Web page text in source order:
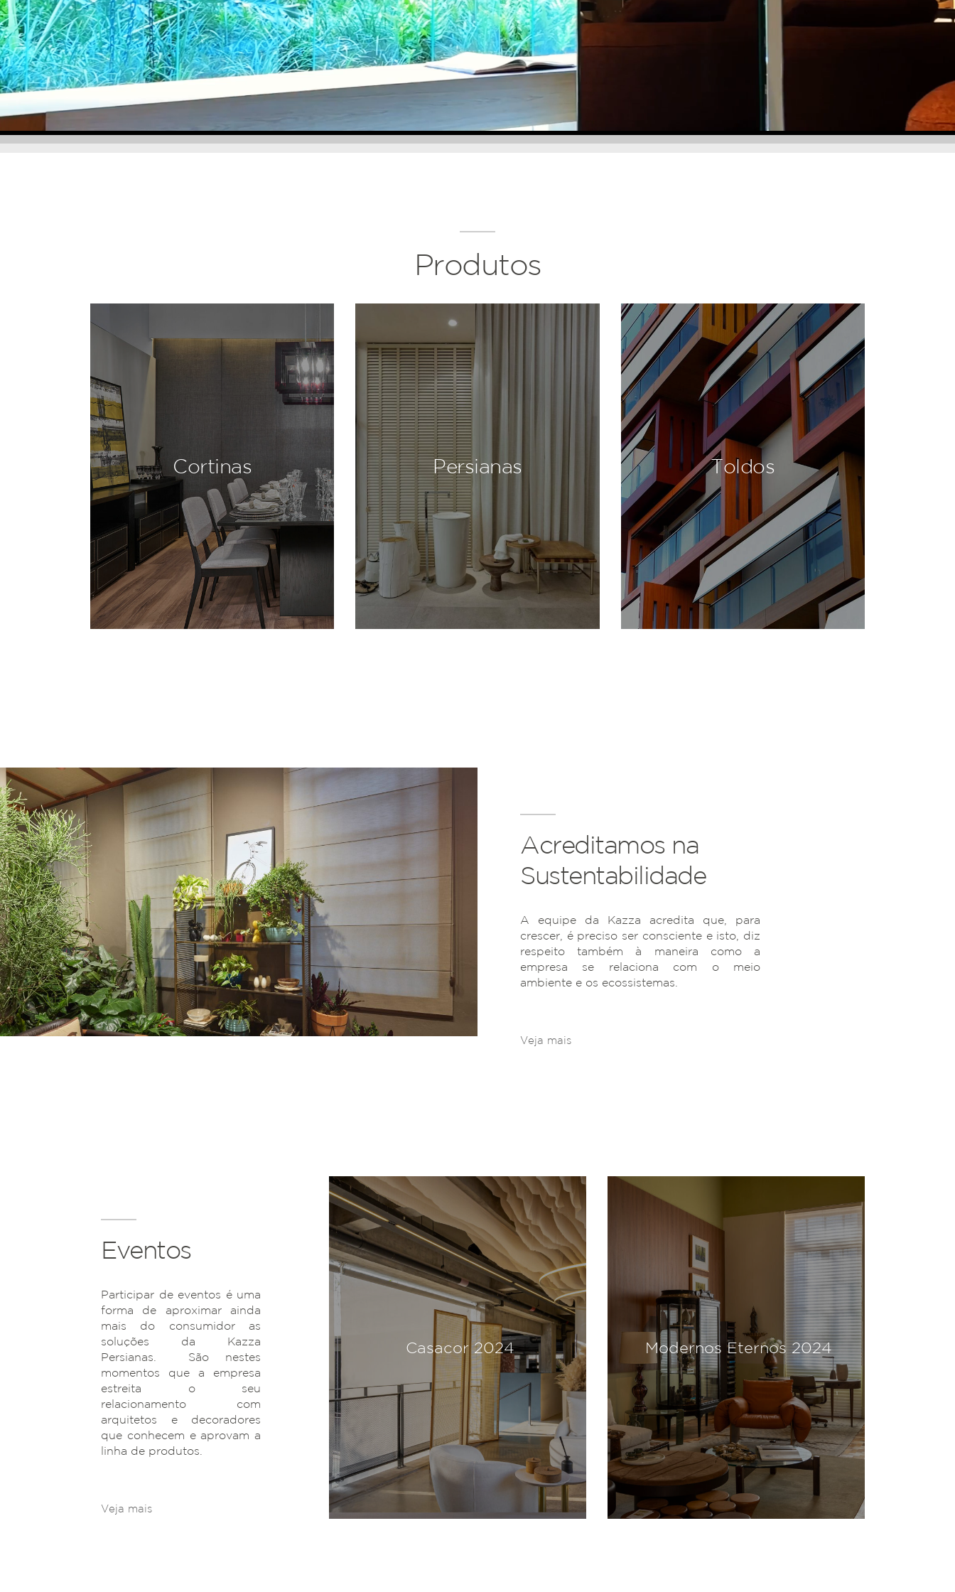
Produtos
Cortinas Persianas Toldos
Acreditamos na
Sustentabilidade
A equipe da Kazza acredita que, para
crescer, é preciso ser consciente e isto, diz
respeito também à maneira como a
empresa se relaciona com o meio
ambiente e os ecossistemas.
Veja mais
Eventos
Participar de eventos é uma
forma de aproximar ainda
mais do consumidor as
soluções da Kazza
Persianas. São nestes
momentos que a empresa
estreita o seu
relacionamento com
arquitetos e decoradores
que conhecem e aprovam a
linha de produtos.
Veja mais
Casacor 2024 Modernos Eternos 2024